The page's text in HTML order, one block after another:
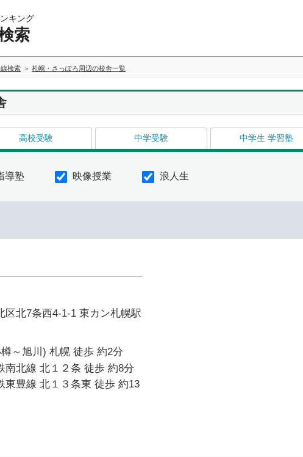
キング
索
検索 札幌・さっぽろ周辺の校舎一覧
高校受験 中学受験 中学生 学習塾
導塾 映像授業 浪人生
区北7条西4-1-1 東カン札幌駅
～旭川) 札幌 徒歩 約2分
南北線 北１２条 徒歩 約8分
東豊線 北１３条東 徒歩 約13